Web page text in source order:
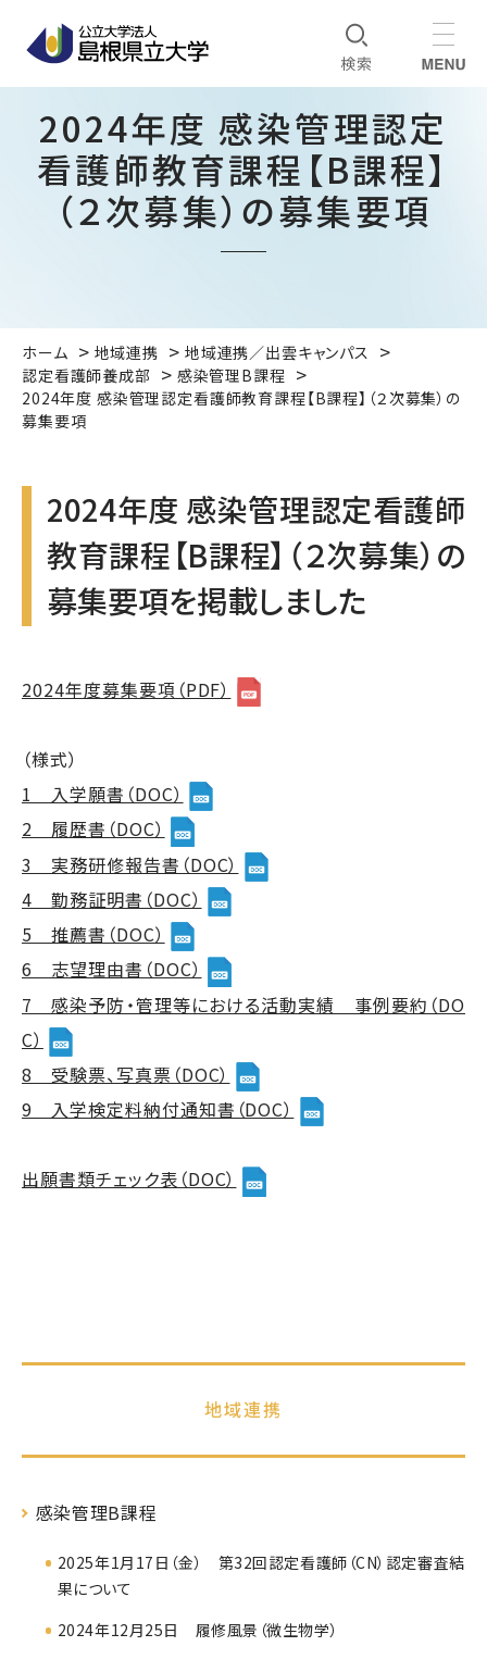
2024年度 感染管理認定
看護師教育課程【B課程】
（２次募集）の募集要項
ホーム 地域連携
地域連携／出雲キャンパス
認定看護師養成部
感染管理B課程
2024年度 感染管理認定看護師教育課程【B課程】（２次募集）の
募集要項
2024年度 感染管理認定看護師
教育課程【B課程】（２次募集）の
募集要項を掲載しました
2024年度募集要項（PDF）
（様式）
1 入学願書（DOC）
2 履歴書（DOC）
3 実務研修報告書（DOC）
4 勤務証明書（DOC）
5 推薦書（DOC）
6 志望理由書（DOC）
7 感染予防・管理等における活動実績 事例要約（DO
C）
8 受験票、写真票（DOC）
9 入学検定料納付通知書（DOC）
出願書類チェック表（DOC）
地域連携
感染管理B課程
2025年1月17日（金） 第32回認定看護師（CN）認定審査結
果について
2024年12月25日 履修風景（微生物学）